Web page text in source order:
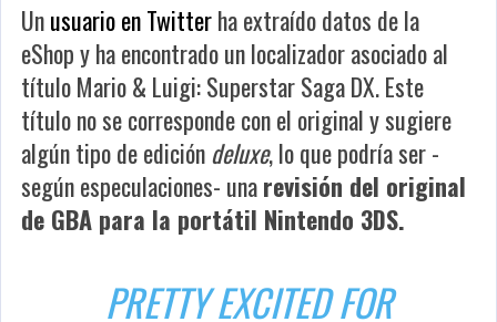
Unusuario en Twitterha extraído datos de la
eShop y ha encontrado un localizador asociado al
títuloMario & Luigi: Superstar Saga DX. Este
título no se corresponde con el original y sugiere
algún tipo de edicióndeluxe, lo que podría ser -
según especulaciones- unarevisión del original
de GBA para la portátil Nintendo 3DS.
PRETTY EXCITED FOR